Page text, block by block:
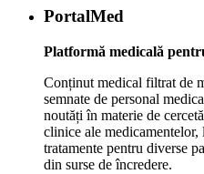
PortalMed
Platformă medicală
Conținut medical filtrat de
semnate de personal
noutăți în materie de
clinice ale medicamentelor,
tratamente pentru diverse
din surse de încredere.